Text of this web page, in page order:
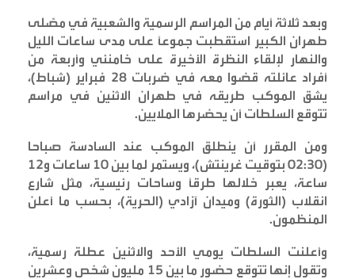
وبعد ثلاثة أيام من المراسم الرسمية والشعبية في مصّلى
طهران الكبير استقطبت جموعاً على مدى ساعات الليل
والنهار لإلقاء النظرة الأخيرة على خامنئي وأربعة من
أفراد عائلته قضوا معه في ضربات 28 فبراير (شباط)،
يشق الموكب طريقه في طهران الاثنين في مراسم
تتوقع السلطات أن يحضرها الملايين.
ومن المقرر أن ينطلق الموكب عند السادسة صباحا
(02:30 بتوقيت غرينتش)، ويستمر لما بين 10 ساعات و12
ساعة، يعبر خلالها طرقاً وساحات رئيسية، مثل شارع
انقلاب (الثورة) وميدان آزادي (الحرية)، بحسب ما أعلن
المنظمون.
وأعلنت السلطات يومي الأحد والاثنين عطلة رسمية،
وتقول إنها تتوقع حضور ما بين 15 مليون شخص وعشرين